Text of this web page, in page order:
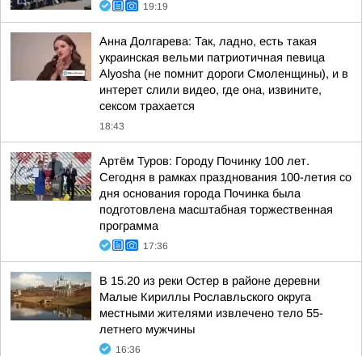
19:19
Анна Долгарева: Так, ладно, есть такая
украинская вельми патриотичная певица
Alyosha (не помнит дороги Смоленщины), и в
интерет слили видео, где она, извините,
сексом трахается
18:43
Артём Туров: Городу Починку 100 лет.
Сегодня в рамках празднования 100-летия со
дня основания города Починка была
подготовлена масштабная торжественная
программа
17:36
В 15.20 из реки Остер в районе деревни
Малые Кириллы Рославльского округа
местными жителями извлечено тело 55-
летнего мужчины
16:36